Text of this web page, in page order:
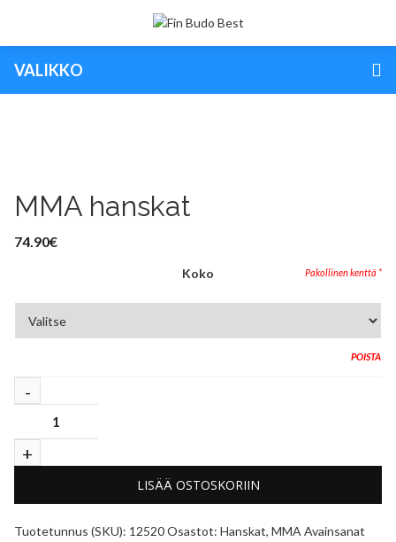
VALIKKO
MMA hanskat
74.90€
Koko
POISTA
LISÄÄ OSTOSKORIIN
Tuotetunnus (SKU): 12520Osastot: Hanskat, MMA Avainsanat